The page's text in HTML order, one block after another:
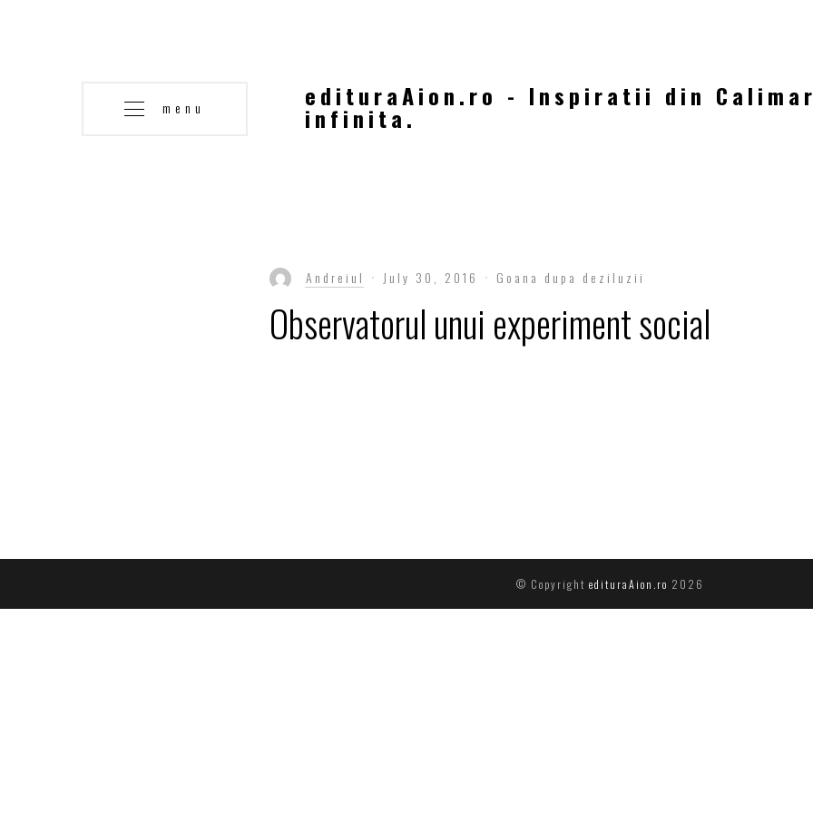
menu edituraAion.ro - Inspiratii din
infinita.
Andreiul July 30, 2016 Goana dupa deziluzii
Observatorul unui experiment social
© Copyright edituraAion.ro 2026